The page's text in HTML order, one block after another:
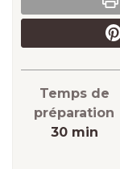
Temps de
préparation
30minutes
min